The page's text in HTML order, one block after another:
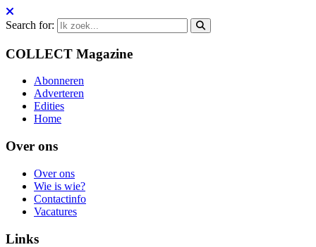
Search for:
COLLECT Magazine
Abonneren
Adverteren
Edities
Home
Over ons
Over ons
Wie is wie?
Contactinfo
Vacatures
Links